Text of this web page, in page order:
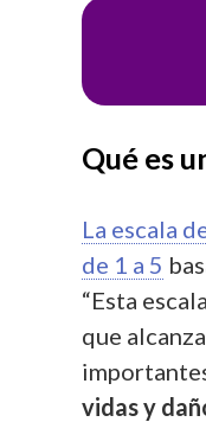
Qué es
La escala
de 1 a 5
“Esta
que
vidas y